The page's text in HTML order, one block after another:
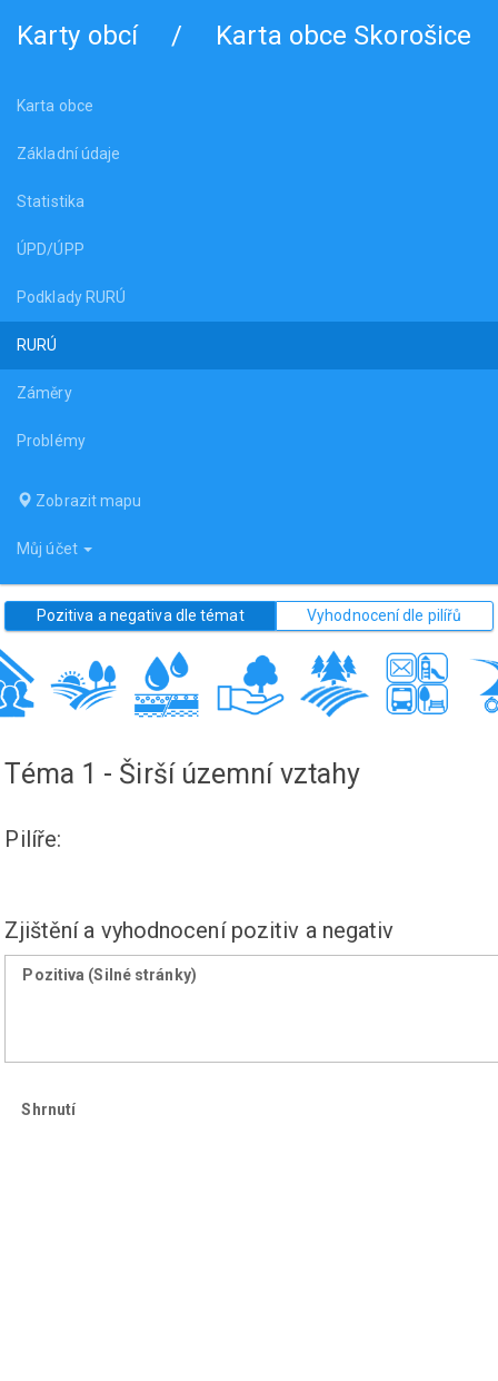
Karty obcí / Karta obce Skorošice
Karta obce
Základní údaje
Statistika
ÚPD/ÚPP
Podklady RURÚ
RURÚ
Záměry
Problémy
Zobrazit mapu
Můj účet
Pozitiva a negativa dle témat Vyhodnocení dle pilířů
Téma 1 - Širší územní vztahy
Pilíře:
Zjištění a vyhodnocení pozitiv a negativ
Pozitiva (Silné stránky)
Shrnutí